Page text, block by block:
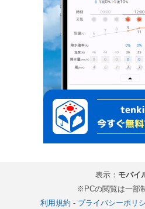
表示： モバイ
※PCの閲覧は一部
利用規約 - プライバシーポリ